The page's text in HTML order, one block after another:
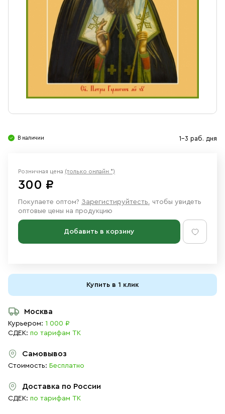
Ювелирные изделия
В наличии 1-3 раб. дня
Розничная цена (только онлайн *)
300 ₽
Покупаете оптом? Зарегистируйтесть, чтобы увидеть
оптовые цены на продукцию
Добавить в корзину
Купить в 1 клик
Москва
Курьером: 1 000 ₽
СДЕК: по тарифам ТК
Самовывоз
Стоимость: Бесплатно
Доставка по России
СДЕК: по тарифам ТК